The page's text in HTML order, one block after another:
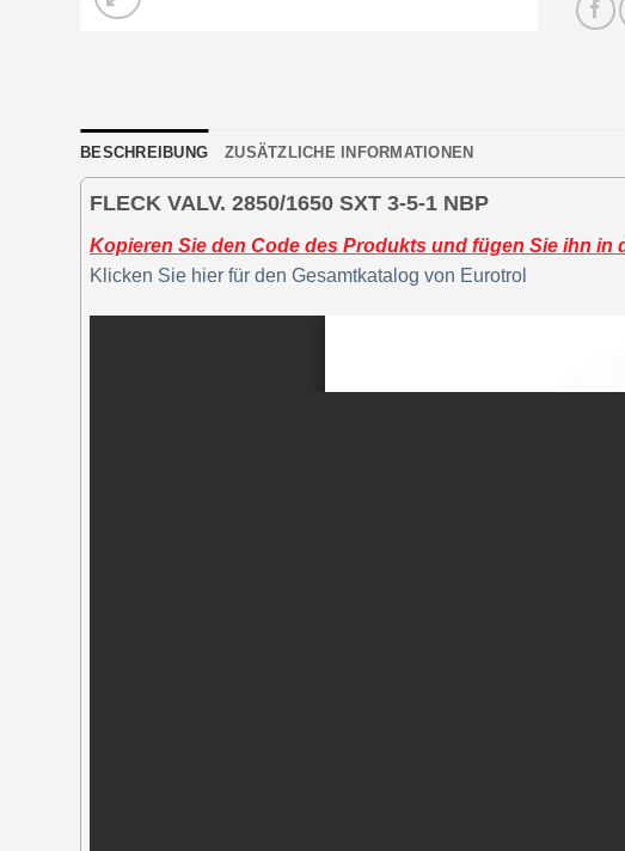
BESCHREIBUNG ZUSÄTZLICHE INFORMATIONEN
FLECK VALV. 2850/1650 SXT 3-5-1 NBP
Kopieren Sie den Code des Produkts und fügen Sie ihn in
Klicken Sie hier für den Gesamtkatalog von Eurotrol